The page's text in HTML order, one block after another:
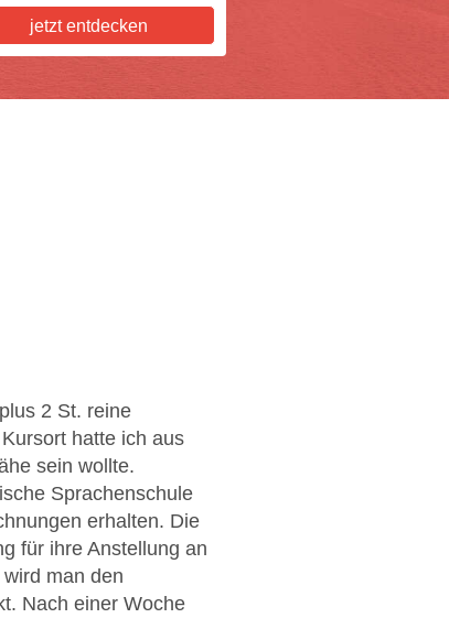
jetzt entdecken
die Sie sich
Sie sich hier.
2 St. reine
hatte ich aus
sein wollte.
Sprachenschule
erhalten. Die
für ihre Anstellung an
man den
Nach einer Woche